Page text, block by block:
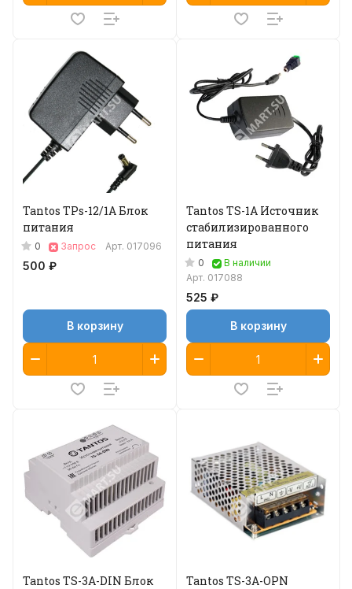
Tantos TPs-12/1А Блок
питания
0 Запрос Арт. 017096
500 ₽
В корзину
Tantos TS-1A Источник
стабилизированного
питания
0
В наличии
Арт. 017088
525 ₽
В корзину
Tantos TS-3A-DIN Блок
Tantos TS-3A-OPN